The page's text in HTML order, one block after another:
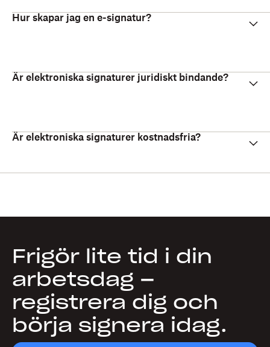
Hur skapar jag en e-signatur?
Är elektroniska signaturer juridiskt bindande?
Är elektroniska signaturer kostnadsfria?
Frigör lite tid i din
arbetsdag –
registrera dig och
börja signera idag.